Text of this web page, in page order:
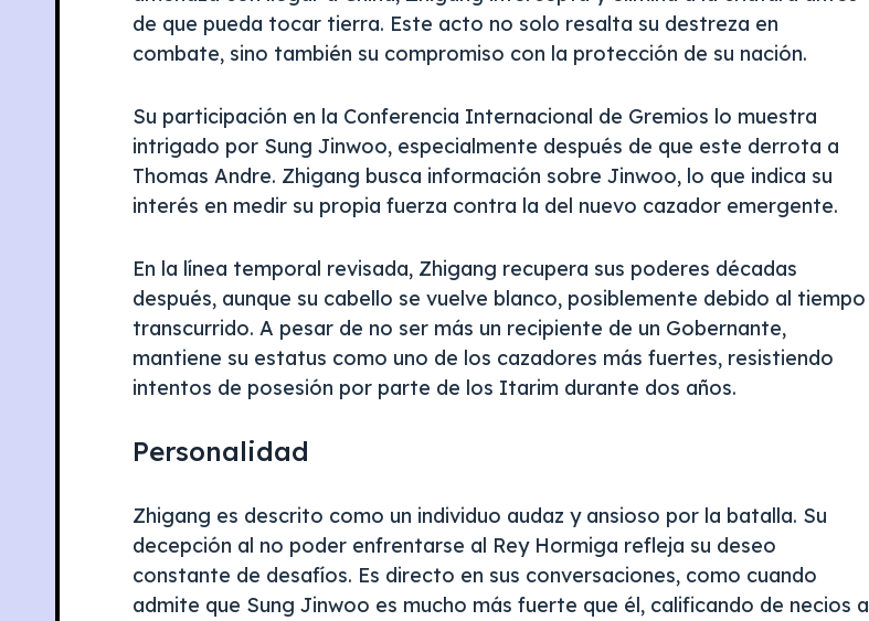
de que pueda tocar tierra. Este acto no solo resalta su destreza en
combate, sino también su compromiso con la protección de su nación.
Su participación en la Conferencia Internacional de Gremios lo muestra
intrigado por Sung Jinwoo, especialmente después de que este derrota a
Thomas Andre. Zhigang busca información sobre Jinwoo, lo que indica su
interés en medir su propia fuerza contra la del nuevo cazador emergente.
En la línea temporal revisada, Zhigang recupera sus poderes décadas
después, aunque su cabello se vuelve blanco, posiblemente debido al tiempo
transcurrido. A pesar de no ser más un recipiente de un Gobernante,
mantiene su estatus como uno de los cazadores más fuertes, resistiendo
intentos de posesión por parte de los Itarim durante dos años.
Personalidad
Zhigang es descrito como un individuo audaz y ansioso por la batalla. Su
decepción al no poder enfrentarse al Rey Hormiga refleja su deseo
constante de desafíos. Es directo en sus conversaciones, como cuando
admite que Sung Jinwoo es mucho más fuerte que él, calificando de necios a